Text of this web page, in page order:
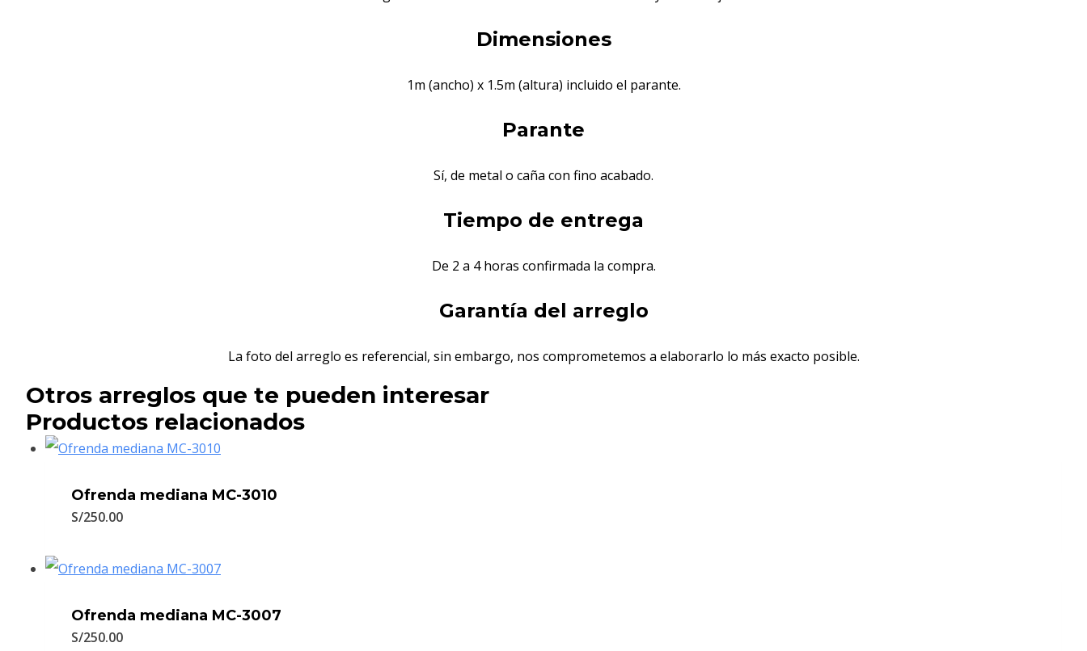
Dimensiones
1m (ancho) x 1.5m (altura) incluido el parante.
Parante
Sí, de metal o caña con fino acabado.
Tiempo de entrega
De 2 a 4 horas confirmada la compra.
Garantía del arreglo
La foto del arreglo es referencial, sin embargo, nos comprometemos a elaborarlo lo más exacto posible.
Otros arreglos que te pueden interesar
Productos relacionados
Ofrenda mediana MC-3010
S/250.00
Ofrenda mediana MC-3007
S/250.00